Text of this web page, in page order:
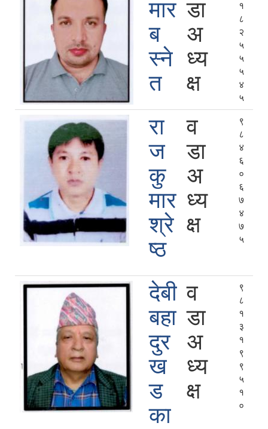
मार
ब
स्ने
त
डा
अ
ध्य
क्ष
१
८
२
५
५
५
४
५
रा
ज
कु
मार
श्रे
ष्ठ
व
डा
अ
ध्य
क्ष
९
८
४
६
०
६
७
४
७
५
देबी
बहा
दुर
ख
ड
का
व
डा
अ
ध्य
क्ष
९
८
१
३
१
९
९
५
१
०